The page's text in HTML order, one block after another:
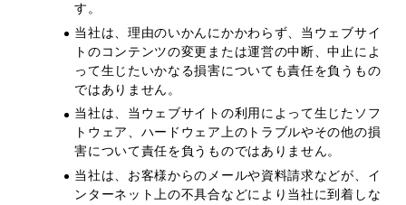
す。
当社は、理由のいかんにかかわらず、当ウェブサイ
トのコンテンツの変更または運営の中断、中止によ
って生じたいかなる損害についても責任を負うもの
ではありません。
当社は、当ウェブサイトの利用によって生じたソフ
トウェア、ハードウェア上のトラブルやその他の損
害について責任を負うものではありません。
当社は、お客様からのメールや資料請求などが、イ
ンターネット上の不具合などにより当社に到着しな